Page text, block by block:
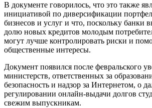
В документе говорилось, что это также
инициативой по диверсификации
бизнесов и услуг и что, поскольку банки
долю новых кредитов молодым
могут лучше контролировать риски и
общественные интересы.
Документ появился после февральского
министерств, ответственных за
безопасность и надзор за Интернетом, о
регулировании онлайн-выдачи долгов
свежим выпускникам.